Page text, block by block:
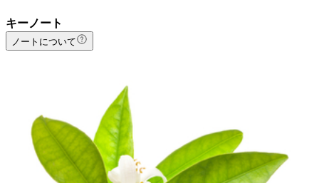
キーノート
ノートについて